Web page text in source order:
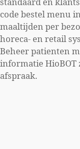
code bestel menu
maaltijden per
horeca- en retail
Beheer patienten
informatie HioBOT
afspraak.